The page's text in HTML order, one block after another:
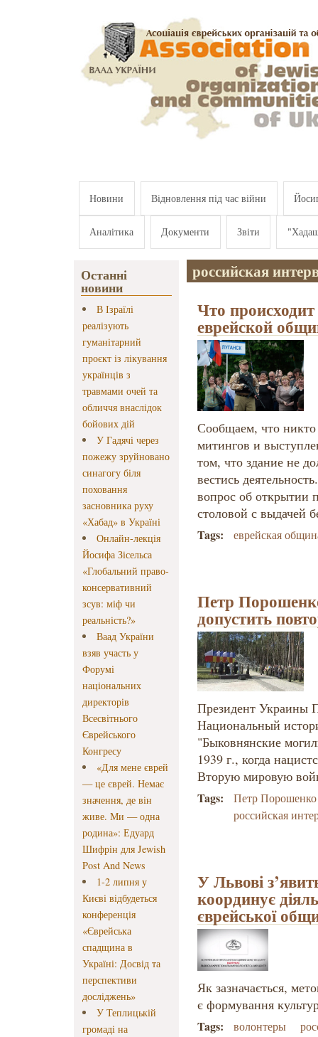
Новини Відновлення під час війни
Аналітика Документи Звіти
Останні
новини
В Ізраїлі
реалізують
гуманітарний
проєкт із лікування
українців з
травмами очей та
обличчя внаслідок
бойових дій
У Гадячі через
пожежу зруйновано
синагогу біля
поховання
засновника руху
«Хабад» в Україні
Онлайн-лекція
Йосифа Зісельса
«Глобальний право-
консервативний
зсув: міф чи
реальність?»
Ваад України
взяв участь у
Форумі
національних
директорів
Всесвітнього
Єврейського
Конгресу
«Для мене єврей
— це єврей. Немає
значення, де він
живе. Ми — одна
родина»: Едуард
Шифрін для Jewish
Post And News
1-2 липня у
Києві відбудеться
конференція
«Єврейська
спадщина в
Україні: Досвід та
перспективи
досліджень»
У Теплицькій
громаді на
российская
Что
еврейской
Сообщаем, что никто
митингов и
том, что здание не
вестись
вопрос об открытии
столовой с выдачей
Tags: еврейская
Петр
допустить
Президент Украины
Национальный
"Быковнянские
1939 г., когда
Вторую мировую
Tags:
Петр Порошенко
российская
У Львові
координує
єврейської
Як зазначається,
є формування
Tags: волонтеры